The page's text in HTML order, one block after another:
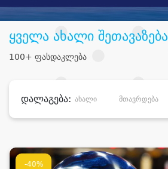
ყველა ახალი შეთავაზება
100+ ფასდაკლება
დალაგება: ახალი მთავრდება
-40%